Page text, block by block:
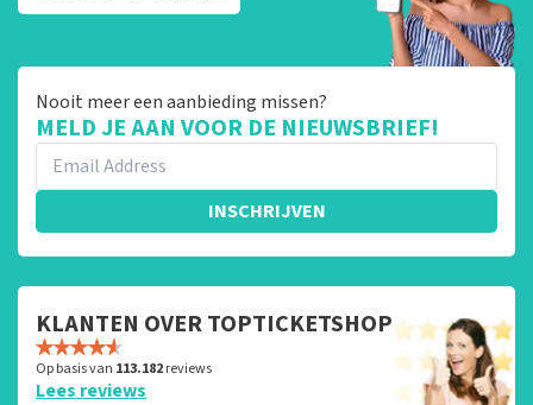
Nooit meer een aanbieding missen?
MELD JE AAN VOOR DE NIEUWSBRIEF!
INSCHRIJVEN
KLANTEN OVER TOPTICKETSHOP
Op basis van 113.182reviews
Lees reviews